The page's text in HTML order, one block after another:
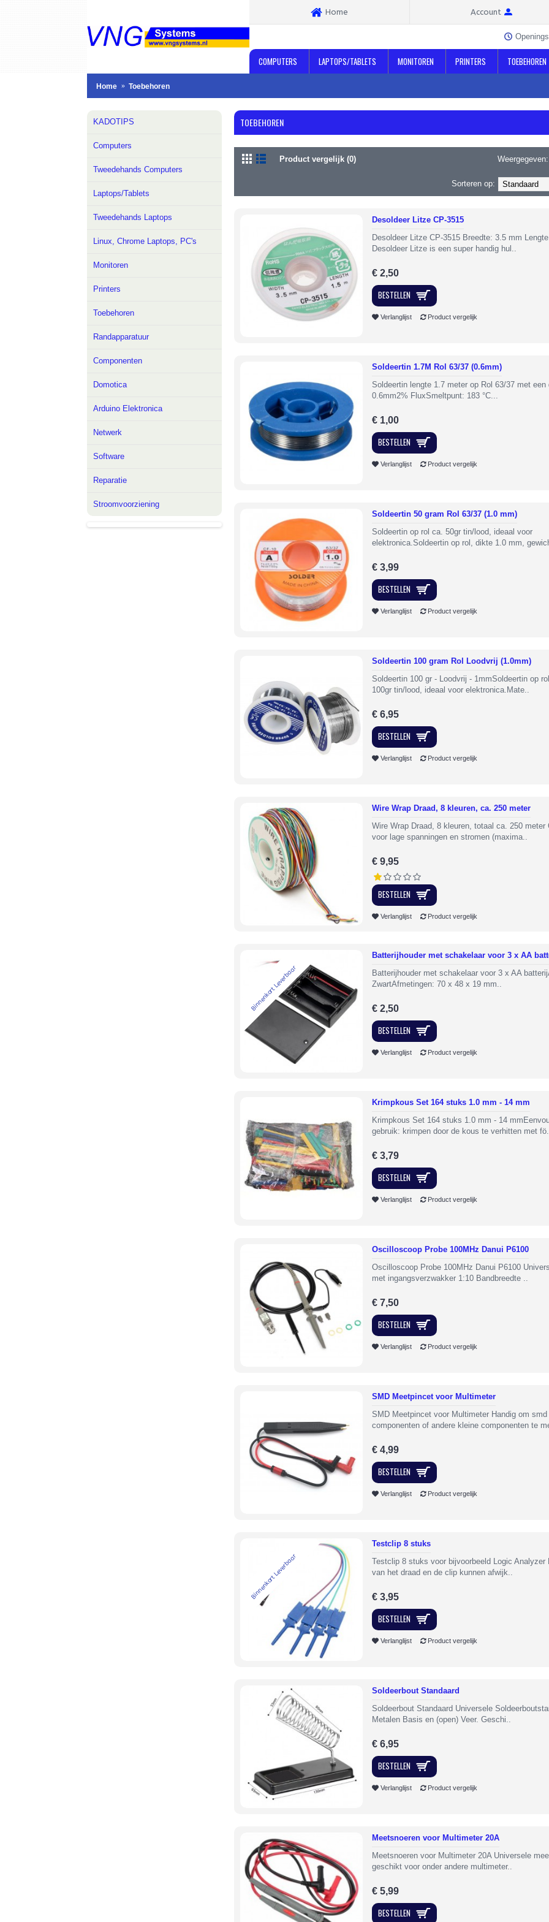
Home Account
COMPUTERS LAPTOPS/TABLETS MONITOREN PRINTERS TOEBEHOREN
Home Toebehoren
KADOTIPS
Computers
Tweedehands Computers
Laptops/Tablets
Tweedehands Laptops
Linux, Chrome Laptops, PC's
Monitoren
Printers
Toebehoren
Randapparatuur
Componenten
Domotica
Arduino Elektronica
Netwerk
Software
Reparatie
Stroomvoorziening
TOEBEHOREN
Product vergelijk (0) Weergegeven:
Sorteren op:
Desoldeer Litze CP-3515
Desoldeer Litze CP-3515 Breedte: 3.5 mm
Desoldeer Litze is een super handig hul..
€ 2,50
BESTELLEN
Verlanglijst Product vergelijk
Soldeertin 1.7M Rol 63/37 (0.6mm)
Soldeertin lengte 1.7 meter op Rol 63/37 met een
0.6mm2% FluxSmeltpunt: 183 °C...
€ 1,00
BESTELLEN
Verlanglijst Product vergelijk
Soldeertin 50 gram Rol 63/37 (1.0 mm)
Soldeertin op rol ca. 50gr tin/lood, ideaal voor
elektronica.Soldeertin op rol, dikte 1.0 mm,
€ 3,99
BESTELLEN
Verlanglijst Product vergelijk
Soldeertin 100 gram Rol Loodvrij (1.0mm)
Soldeertin 100 gr - Loodvrij - 1mmSoldeertin op
100gr tin/lood, ideaal voor elektronica.Mate..
€ 6,95
BESTELLEN
Verlanglijst Product vergelijk
Wire Wrap Draad, 8 kleuren, ca. 250 meter
Wire Wrap Draad, 8 kleuren, totaal ca. 250 meter
voor lage spanningen en stromen (maxima..
€ 9,95
BESTELLEN
Verlanglijst Product vergelijk
Binnenkort Leverbaar
Batterijhouder met schakelaar voor 3 x AA
Batterijhouder met schakelaar voor 3 x AA
ZwartAfmetingen: 70 x 48 x 19 mm..
€ 2,50
BESTELLEN
Verlanglijst Product vergelijk
Krimpkous Set 164 stuks 1.0 mm - 14 mm
Krimpkous Set 164 stuks 1.0 mm - 14
gebruik: krimpen door de kous te verhitten met
€ 3,79
BESTELLEN
Verlanglijst Product vergelijk
Oscilloscoop Probe 100MHz Danui P6100
Oscilloscoop Probe 100MHz Danui P6100
met ingangsverzwakker 1:10 Bandbreedte ..
€ 7,50
BESTELLEN
Verlanglijst Product vergelijk
SMD Meetpincet voor Multimeter
SMD Meetpincet voor Multimeter Handig om smd
componenten of andere kleine componenten te
€ 4,99
BESTELLEN
Verlanglijst Product vergelijk
Binnenkort Leverbaar
Testclip 8 stuks
Testclip 8 stuks voor bijvoorbeeld Logic Analyzer
van het draad en de clip kunnen afwijk..
€ 3,95
BESTELLEN
Verlanglijst Product vergelijk
Soldeerbout Standaard
Soldeerbout Standaard Universele
Metalen Basis en (open) Veer. Geschi..
€ 6,95
BESTELLEN
Verlanglijst Product vergelijk
Meetsnoeren voor Multimeter 20A
Meetsnoeren voor Multimeter 20A Universele
geschikt voor onder andere multimeter..
€ 5,99
BESTELLEN